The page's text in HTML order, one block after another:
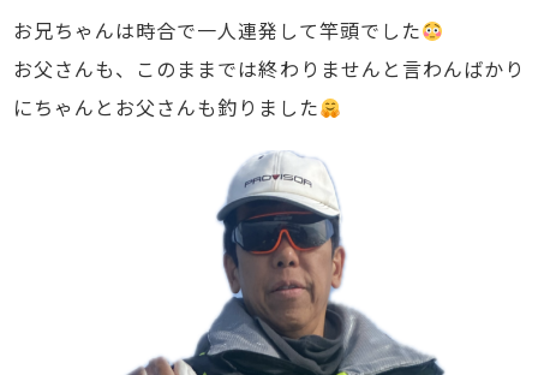
お兄ちゃんは時合で一人連発して竿頭でした
お父さんも、このままでは終わりませんと言わんばかり
にちゃんとお父さんも釣りました